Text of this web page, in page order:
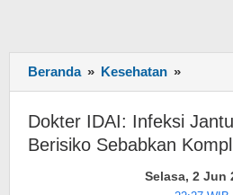
Beranda » Kesehatan »
IDAI:
Jantung
pada
Anak
Berisiko
Dokter IDAI: Infeksi
Berisiko Sebabkan
Selasa, 2 Jun